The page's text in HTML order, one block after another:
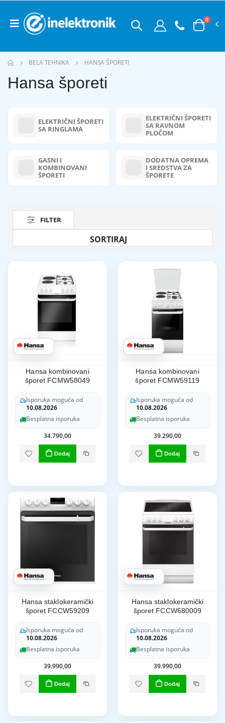
0
BELA TEHNIKA HANSA ŠPORETI
Hansa šporeti
ELEKTRIČNI ŠPORETI
SA RINGLAMA
ELEKTRIČNI ŠPORETI
SA RAVNOM
PLOČOM
GASNI I
KOMBINOVANI
ŠPORETI
DODATNA OPREMA
I SREDSTVA ZA
ŠPORETE
FILTER
Hansa kombinovani
šporet FCMW58049
Isporuka moguća od
10.08.2026
Besplatna isporuka
34.790,00
Dodaj
Hansa kombinovani
šporet FCMW59119
Isporuka moguća od
10.08.2026
Besplatna isporuka
39.290,00
Dodaj
Hansa staklokeramički
šporet FCCW59209
Isporuka moguća od
10.08.2026
Besplatna isporuka
39.990,00
Dodaj
Hansa staklokeramički
šporet FCCW680009
Isporuka moguća od
10.08.2026
Besplatna isporuka
39.990,00
Dodaj